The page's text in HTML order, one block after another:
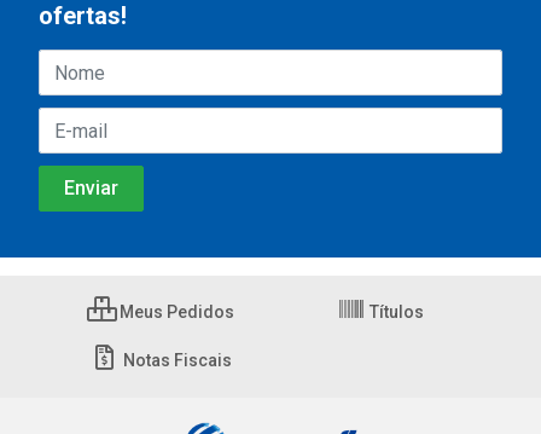
ofertas!
Meus Pedidos Títulos
Notas Fiscais